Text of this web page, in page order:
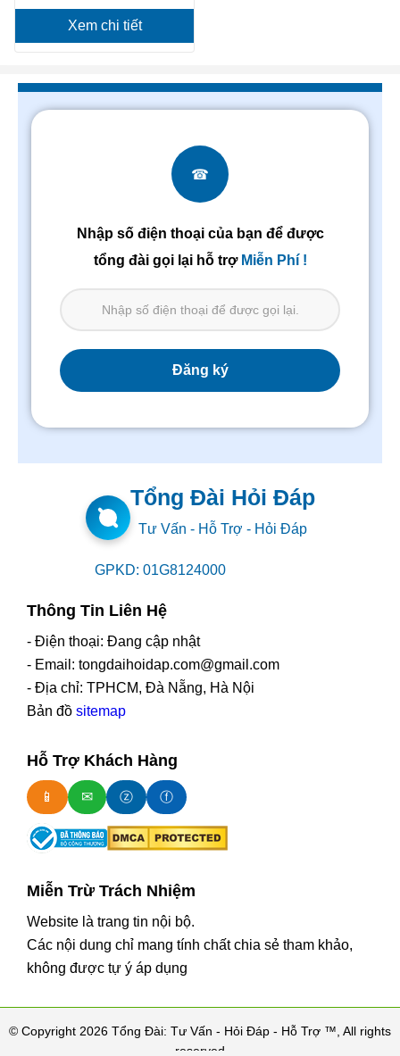
Xem chi tiết
☎
Nhập số điện thoại của bạn để được
tổng đài gọi lại hỗ trợ Miễn Phí !
Tổng Đài Hỏi Đáp
Tư Vấn - Hỗ Trợ - Hỏi Đáp
GPKD: 01G8124000
Thông Tin Liên Hệ
- Điện thoại: Đang cập nhật
- Email: tongdaihoidap.com@gmail.com
- Địa chỉ: TPHCM, Đà Nẵng, Hà Nội
Bản đồ sitemap
Hỗ Trợ Khách Hàng
📱 ✉ ⓩ ⓕ
Miễn Trừ Trách Nhiệm
Website là trang tin nội bộ.
Các nội dung chỉ mang tính chất chia sẻ tham khảo,
không được tự ý áp dụng
© Copyright 2026 Tổng Đài: Tư Vấn - Hỏi Đáp - Hỗ Trợ ™, All rights
reserved